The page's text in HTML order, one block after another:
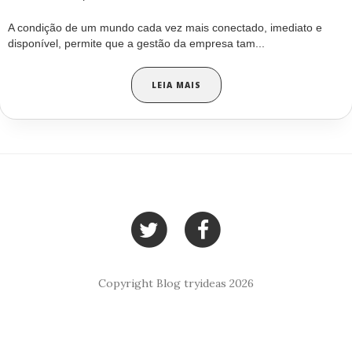
A condição de um mundo cada vez mais conectado, imediato e
disponível, permite que a gestão da empresa tam...
LEIA MAIS
Copyright Blog tryideas 2026